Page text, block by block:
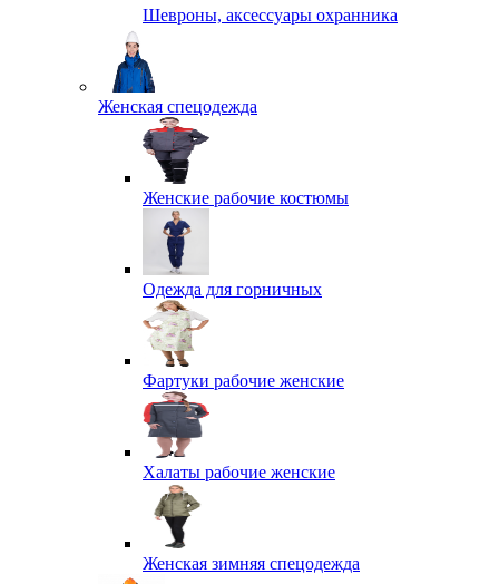
Шевроны, аксессуары охранника
Женская спецодежда
Женские рабочие костюмы
Одежда для горничных
Фартуки рабочие женские
Халаты рабочие женские
Женская зимняя спецодежда